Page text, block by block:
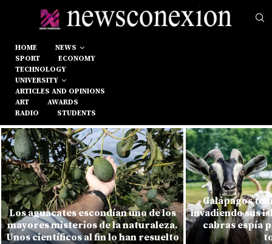
HOME
NEWS
SPORT
ECONOMY
TECHNOLOGY
UNIVERSITY
ARTICLES AND OPINIONS
ART
AWARDS
RADIO
STUDENTS
Los aguacates escondían uno de los
mayores misterios de la naturaleza.
Unos científicos al fin lo han resuelto
Galápagos
invadiendo sus
cabras espía